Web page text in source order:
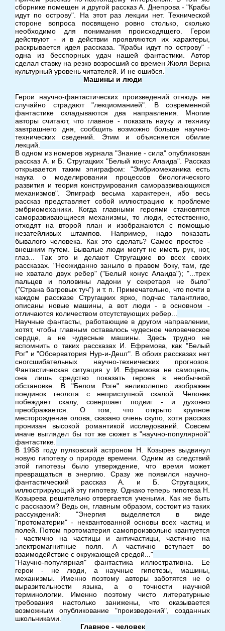
сборнике помещен и другой рассказ А. Днепрова - "Крабы
идут по острову". На этот раз лекции нет. Технической
стороне вопроса посвящено ровно столько, сколько
необходимо для понимания происходящего. Герои
действуют - и в действии проявляются их характеры,
раскрывается идея рассказа. "Крабы идут по острову" -
одна из бесспорных удач нашей фантастики. Автор
сделал ставку на резко возросший со времен Жюля Верна
культурный уровень читателей. И не ошибся.
Машины и люди
Герои научно-фантастических произведений отнюдь не
случайно страдают "лекциоманией". В современной
фантастике складываются два направления. Многие
авторы считают, что главное - показать науку и технику
завтрашнего дня, сообщить возможно больше научно-
технических сведений. Этим и объясняется обилие
лекций.
В одном из номеров журнала "Знание - сила" опубликован
рассказ А. и Б. Стругацких "Белый конус Алаида". Рассказ
открывается таким эпиграфом: "Эмбриомеханика есть
наука о моделировании процессов биологического
развития и теория конструирования саморазвивающихся
механизмов". Эпиграф весьма характерен, ибо весь
рассказ представляет собой иллюстрацию к проблеме
эмбриомеханики. Когда главными героями становятся
саморазвивающиеся механизмы, то люди, естественно,
отходят на второй план и изображаются с помощью
незатейливых штампов. Например, надо показать
бывалого человека. Как это сделать? Самое простое -
внешним путем. Бывалые люди могут не иметь рук, ног,
глаз... Так это и делают Стругацкие во всех своих
рассказах. "Неожиданно заныло в правом боку, там, где
не хватало двух ребер" ("Белый конус Алаида"); "...трех
пальцев и половины ладони у секретаря не было"
("Страна багровых туч") и т. п. Примечательно, что почти в
каждом рассказе Стругацких ярко, подчас талантливо,
описаны новые машины, а вот люди - в основном -
отличаются количеством отсутствующих ребер...
Научные фантасты, работающие в другом направлении,
хотят, чтобы главным оставалось чудесное человеческое
сердце, а не чудесные машины. Здесь трудно не
вспомнить о таких рассказах И. Ефремова, как "Белый
Рог" и "Обсерватория Нур-и-Дешт". В обоих рассказах нет
сногсшибательных научно-технических прогнозов.
Фантастическая ситуация у И. Ефремова не самоцель,
она лишь средство показать героев в необычной
обстановке. В "Белом Роге" великолепно изображен
поединок геолога с неприступной скалой. Человек
побеждает скалу, совершает подвиг - и духовно
преображается. О том, что открыто крупное
месторождение олова, сказано очень скупо, хотя рассказ
пронизан высокой романтикой исследований. Совсем
иначе выглядел бы тот же сюжет в "научно-популярной"
фантастике.
В 1958 году пулковский астроном Н. Козырев выдвинул
новую гипотезу о природе времени. Одним из следствий
этой гипотезы было утверждение, что время может
превращаться в энергию. Сразу же появился научно-
фантастический рассказ А. и Б. Стругацких,
иллюстрирующий эту гипотезу. Однако теперь гипотеза Н.
Козырева решительно отвергается учеными. Как же быть
с рассказом? Ведь он, главным образом, состоит из таких
рассуждений: "Энергия выделяется в виде
"протоматерии" - неквантованной основы всех частиц и
полей. Потом протоматерия самопроизвольно квантуется
- частично на частицы и античастицы, частично на
электромагнитные поля. А частично вступает во
взаимодействие с окружающей средой..."
"Научно-популярная" фантастика иллюстративна. Ее
герои - не люди, а научные гипотезы, машины,
механизмы. Именно поэтому авторы заботятся не о
выразительности языка, а о точности научной
терминологии. Именно поэтому чисто литературные
требования настолько занижены, что оказывается
возможным опубликование "произведений", созданных
школьниками.
Главное - человек